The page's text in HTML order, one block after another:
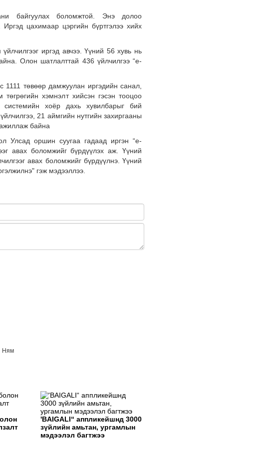
байгуулах боломжтой. Энэ долоо
цахимаар цэргийн бүртгэлээ хийх
иргэд авчээ. Үүний 56 хувь нь
Олон шатлалттай 436 үйлчилгээ “e-
1111 төвөөр дамжуулан иргэдийн санал,
хэмнэлт хийсэн гэсэн тооцоо
хоёр дахь хувилбарыг бий
21 аймгийн нутгийн захиргааны
ажиллаж байна
Улсад оршин суугаа гадаад иргэн “e-
авах боломжийг бүрдүүлэх аж. Үүний
авах боломжийг бүрдүүлнэ. Үүний
гэж мэдээллээ.
Ням
'BAIGALI“ аппликейшнд 3000
зүйлийн амьтан, ургамлын
мэдээлэл багтжээ